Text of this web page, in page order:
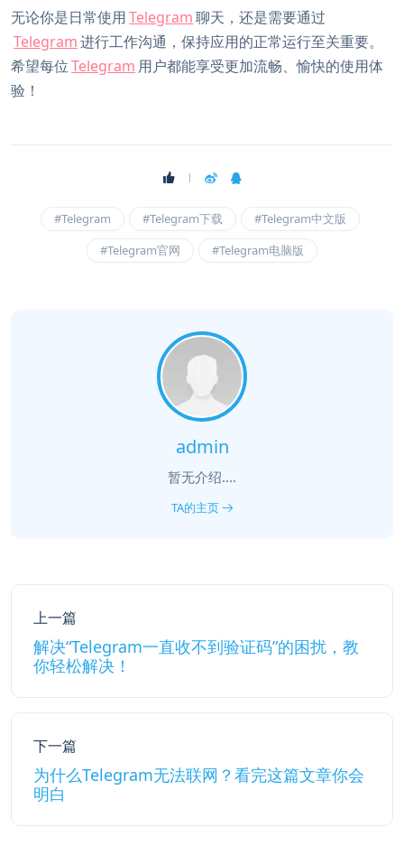
无论你是日常使用Telegram聊天，还是需要通过
Telegram进行工作沟通，保持应用的正常运行至关重要。
希望每位Telegram 用户都能享受更加流畅、愉快的使用体
验！
#Telegram #Telegram下载
#Telegram中文版
#Telegram官网
#Telegram电脑版
admin
暂无介绍....
TA的主页
上一篇
解决“Telegram一直收不到验证码”的困扰，教
你轻松解决！
下一篇
为什么Telegram无法联网？看完这篇文章你会
明白